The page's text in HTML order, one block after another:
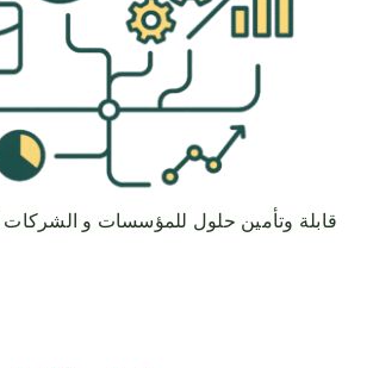
قابلة وتأمين حلول للمؤسسات و الشركات